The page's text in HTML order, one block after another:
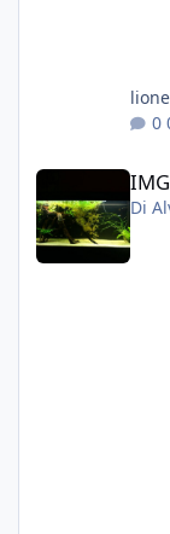
IMG 4921 (Medium)
Di